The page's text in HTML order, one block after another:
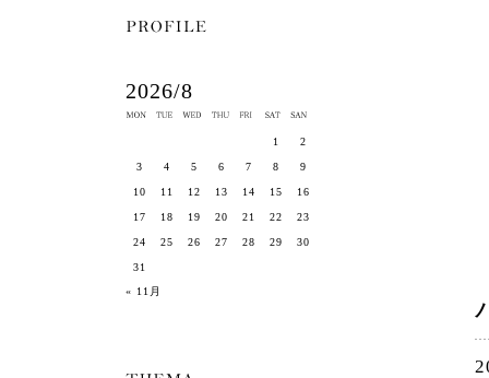
2026/8
« 11月
1 2
3 4 5 6 7 8 9
10 11 12 13 14 15 16
17 18 19 20 21 22 23
24 25 26 27 28 29 30
31